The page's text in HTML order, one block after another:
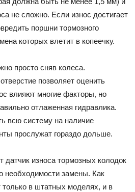
не сложно. Если износ достигает
поршни тормозного
которых влетит в копеечку.
просто сняв колеса.
позволяет оценить
влияют многие факторы, но
отлаженная гидравлика.
всю систему на наличие
прослужат гораздо дольше.
износа тормозных колодок
необходимости замены. Как
только в штатных моделях, и в